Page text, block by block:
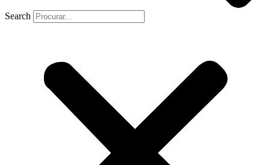
Search